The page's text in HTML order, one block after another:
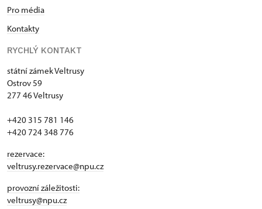
Pro média
Kontakty
RYCHLÝ KONTAKT
státní zámek Veltrusy
Ostrov 59
277 46 Veltrusy
+420 315 781 146
+420 724 348 776
rezervace:
veltrusy.rezervace@npu.cz
provozní záležitosti:
veltrusy@npu.cz